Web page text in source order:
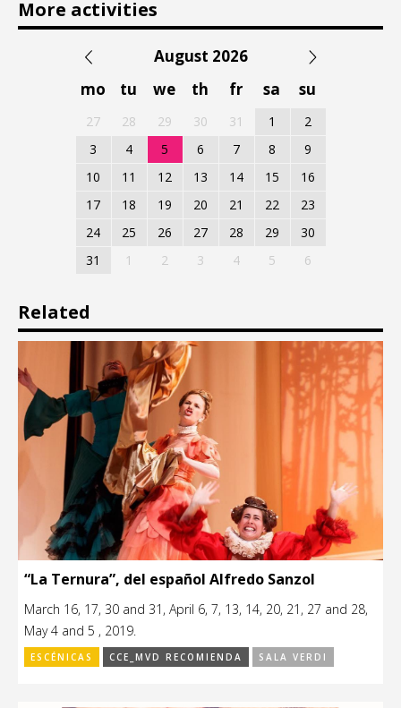
More activities
August 2026
mo
tu we th fr sa su
27 28 29 30 31 1
2
3
4 5 6 7 8
9
10
11 12 13 14 15
16
17
18 19 20 21 22
23
24
25 26 27 28 29
30
31
1 2 3 4 5 6
Related
“La Ternura”, del español Alfredo Sanzol
March 16, 17, 30 and 31, April 6, 7, 13, 14, 20, 21, 27 and 28,
May 4 and 5 , 2019.
ESCÉNICAS CCE_MVD RECOMIENDA SALA VERDI